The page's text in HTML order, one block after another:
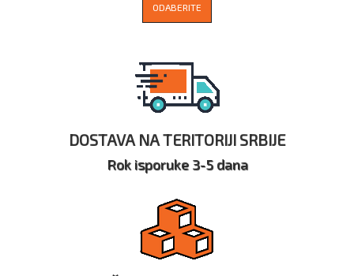
ODABERITE
DOSTAVA NA TERITORIJI SRBIJE
Rok isporuke 3-5 dana